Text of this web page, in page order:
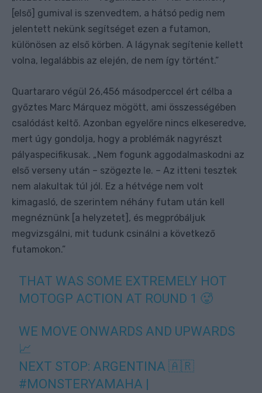
[első] gumival is szenvedtem, a hátsó pedig nem
jelentett nekünk segítséget ezen a futamon,
különösen az első körben. A lágynak segítenie kellett
volna, legalábbis az elején, de nem így történt.”
Quartararo végül 26,456 másodperccel ért célba a
győztes Marc Márquez mögött, ami összességében
csalódást keltő. Azonban egyelőre nincs elkeseredve,
mert úgy gondolja, hogy a problémák nagyrészt
pályaspecifikusak. „Nem fogunk aggodalmaskodni az
első verseny után – szögezte le. – Az itteni tesztek
nem alakultak túl jól. Ez a hétvége nem volt
kimagasló, de szerintem néhány futam után kell
megnéznünk [a helyzetet], és megpróbáljuk
megvizsgálni, mit tudunk csinálni a következő
futamokon.”
THAT WAS SOME EXTREMELY HOT
MOTOGP ACTION AT ROUND 1 🥵
WE MOVE ONWARDS AND UPWARDS
📈
NEXT STOP: ARGENTINA 🇦🇷
#MONSTERYAMAHA |